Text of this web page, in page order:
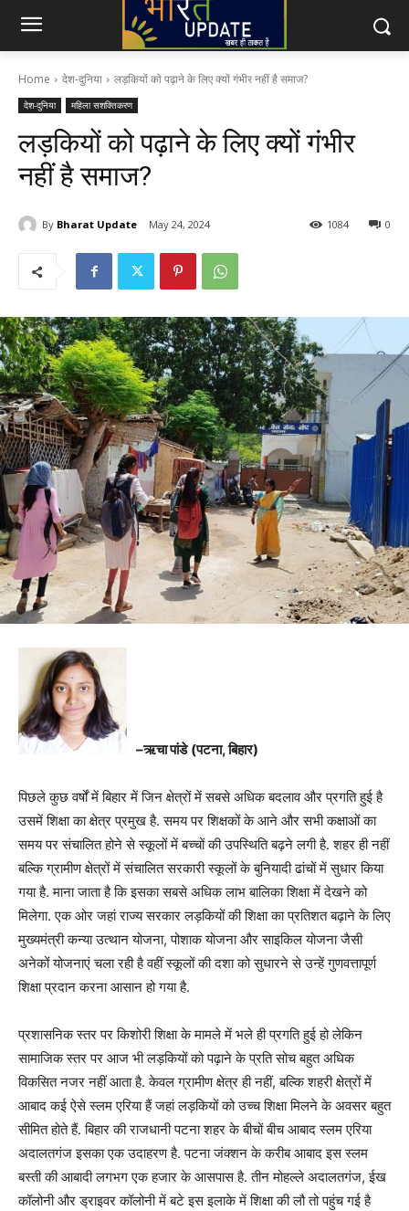
Home देश-दुनिया लड़कियों को पढ़ाने के लिए क्यों गंभीर नहीं है समाज?
देश-दुनिया महिला सशक्तिकरण
लड़कियों को पढ़ाने के लिए क्यों गंभीर
नहीं है समाज?
By Bharat Update May 24, 2024 0
1084
–ऋचा पांडे (पटना,बिहार)
पिछले कुछ वर्षों में बिहार में जिन क्षेत्रों में सबसे अधिक बदलाव और प्रगति हुई है
उसमें शिक्षा का क्षेत्र प्रमुख है. समय पर शिक्षकों के आने और सभी कक्षाओं का
समय पर संचालित होने से स्कूलों में बच्चों की उपस्थिति बढ़ने लगी है. शहर ही नहीं
बल्कि ग्रामीण क्षेत्रों में संचालित सरकारी स्कूलों के बुनियादी ढांचों में सुधार किया
गया है. माना जाता है कि इसका सबसे अधिक लाभ बालिका शिक्षा में देखने को
मिलेगा. एक ओर जहां राज्य सरकार लड़कियों की शिक्षा का प्रतिशत बढ़ाने के लिए
मुख्यमंत्री कन्या उत्थान योजना, पोशाक योजना और साइकिल योजना जैसी
अनेकों योजनाएं चला रही है वहीं स्कूलों की दशा को सुधारने से उन्हें गुणवत्तापूर्ण
शिक्षा प्रदान करना आसान हो गया है.
प्रशासनिक स्तर पर किशोरी शिक्षा के मामले में भले ही प्रगति हुई हो लेकिन
सामाजिक स्तर पर आज भी लड़कियों को पढ़ाने के प्रति सोच बहुत अधिक
विकसित नजर नहीं आता है. केवल ग्रामीण क्षेत्र ही नहीं, बल्कि शहरी क्षेत्रों में
आबाद कई ऐसे स्लम एरिया हैं जहां लड़कियों को उच्च शिक्षा मिलने के अवसर बहुत
सीमित होते हैं. बिहार की राजधानी पटना शहर के बीचों बीच आबाद स्लम एरिया
अदालतगंज इसका एक उदाहरण है. पटना जंक्शन के करीब आबाद इस स्लम
बस्ती की आबादी लगभग एक हजार के आसपास है. तीन मोहल्ले अदालतगंज, ईख
कॉलोनी और ड्राइवर कॉलोनी में बटे इस इलाके में शिक्षा की लौ तो पहुंच गई है